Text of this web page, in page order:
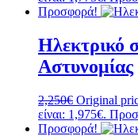
Προσφορά!
Ηλεκτρικό
Αστυνομίας
2,250€ Original
είναι: 1,975€.
Προσφορά!